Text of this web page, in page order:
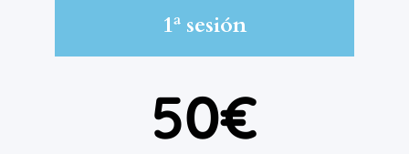
1ª sesión
50€